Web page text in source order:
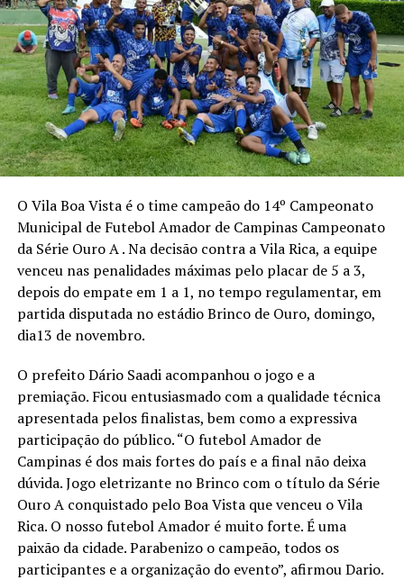
O Vila Boa Vista é o time campeão do 14º Campeonato
Municipal de Futebol Amador de Campinas Campeonato
da Série Ouro A . Na decisão contra a Vila Rica, a equipe
venceu nas penalidades máximas pelo placar de 5 a 3,
depois do empate em 1 a 1, no tempo regulamentar, em
partida disputada no estádio Brinco de Ouro, domingo,
dia13 de novembro.
O prefeito Dário Saadi acompanhou o jogo e a
premiação. Ficou entusiasmado com a qualidade técnica
apresentada pelos finalistas, bem como a expressiva
participação do público. “O futebol Amador de
Campinas é dos mais fortes do país e a final não deixa
dúvida. Jogo eletrizante no Brinco com o título da Série
Ouro A conquistado pelo Boa Vista que venceu o Vila
Rica. O nosso futebol Amador é muito forte. É uma
paixão da cidade. Parabenizo o campeão, todos os
participantes e a organização do evento”, afirmou Dario.